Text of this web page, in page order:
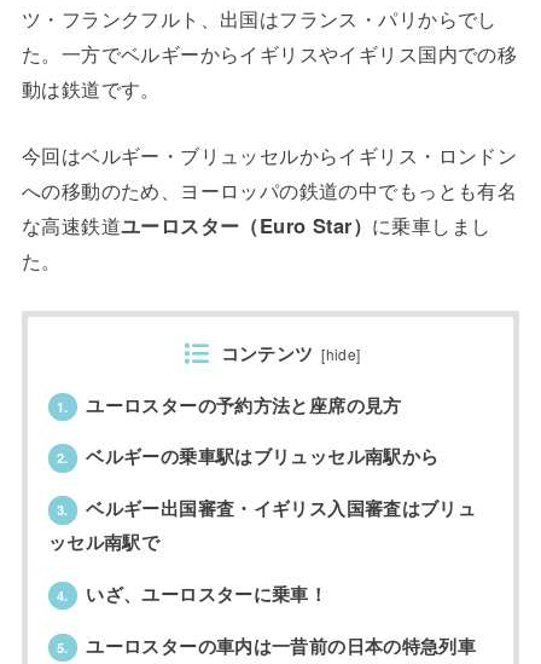
ツ・フランクフルト、出国はフランス・パリからでし
た。一方でベルギーからイギリスやイギリス国内での移
動は鉄道です。
今回はベルギー・ブリュッセルからイギリス・ロンドン
への移動のため、ヨーロッパの鉄道の中でもっとも有名
な高速鉄道ユーロスター（Euro Star） に乗車しまし
た。
コンテンツ [hide]
1. ユーロスターの予約方法と座席の見方
2. ベルギーの乗車駅はブリュッセル南駅から
3.
ベルギー出国審査・イギリス入国審査はブリュ
ッセル南駅で
4. いざ、ユーロスターに乗車！
5.
ユーロスターの車内は一昔前の日本の特急列車